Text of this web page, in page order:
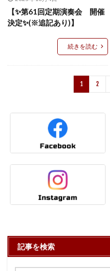
【✨第61回定期演奏会 開催
決定✨(※追記あり)】
続きを読む
1 2
記事を検索